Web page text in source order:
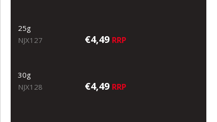
25g
NJX127
€4,49 RRP
30g
NJX128
€4,49 RRP